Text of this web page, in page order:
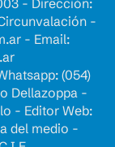
- Dirección:
-
- Email:
(054)
Dellazoppa -
- Editor Web:
del medio -